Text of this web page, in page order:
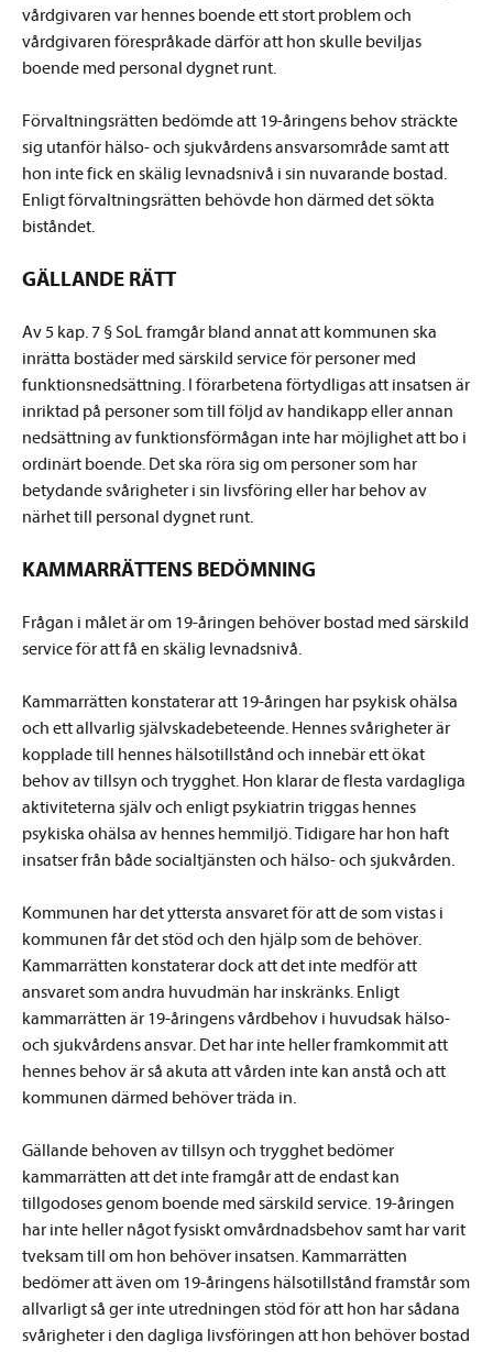
vårdgivaren var hennes boende ett stort problem och
vårdgivaren förespråkade därför att hon skulle beviljas
boende med personal dygnet runt.
Förvaltningsrätten bedömde att 19-åringens behov sträckte
sig utanför hälso- och sjukvårdens ansvarsområde samt att
hon inte fick en skälig levnadsnivå i sin nuvarande bostad.
Enligt förvaltningsrätten behövde hon därmed det sökta
biståndet.
GÄLLANDE RÄTT
Av 5 kap. 7 § SoL framgår bland annat att kommunen ska
inrätta bostäder med särskild service för personer med
funktionsnedsättning. I förarbetena förtydligas att insatsen är
inriktad på personer som till följd av handikapp eller annan
nedsättning av funktionsförmågan inte har möjlighet att bo i
ordinärt boende. Det ska röra sig om personer som har
betydande svårigheter i sin livsföring eller har behov av
närhet till personal dygnet runt.
KAMMARRÄTTENS BEDÖMNING
Frågan i målet är om 19-åringen behöver bostad med särskild
service för att få en skälig levnadsnivå.
Kammarrätten konstaterar att 19-åringen har psykisk ohälsa
och ett allvarlig självskadebeteende. Hennes svårigheter är
kopplade till hennes hälsotillstånd och innebär ett ökat
behov av tillsyn och trygghet. Hon klarar de flesta vardagliga
aktiviteterna själv och enligt psykiatrin triggas hennes
psykiska ohälsa av hennes hemmiljö. Tidigare har hon haft
insatser från både socialtjänsten och hälso- och sjukvården.
Kommunen har det yttersta ansvaret för att de som vistas i
kommunen får det stöd och den hjälp som de behöver.
Kammarrätten konstaterar dock att det inte medför att
ansvaret som andra huvudmän har inskränks. Enligt
kammarrätten är 19-åringens vårdbehov i huvudsak hälso-
och sjukvårdens ansvar. Det har inte heller framkommit att
hennes behov är så akuta att vården inte kan anstå och att
kommunen därmed behöver träda in.
Gällande behoven av tillsyn och trygghet bedömer
kammarrätten att det inte framgår att de endast kan
tillgodoses genom boende med särskild service. 19-åringen
har inte heller något fysiskt omvårdnadsbehov samt har varit
tveksam till om hon behöver insatsen. Kammarrätten
bedömer att även om 19-åringens hälsotillstånd framstår som
allvarligt så ger inte utredningen stöd för att hon har sådana
svårigheter i den dagliga livsföringen att hon behöver bostad